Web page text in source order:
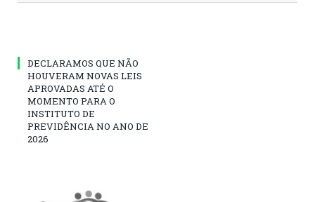
DECLARAMOS QUE NÃO
HOUVERAM NOVAS LEIS
APROVADAS ATÉ O
MOMENTO PARA O
INSTITUTO DE
PREVIDÊNCIA NO ANO DE
2026